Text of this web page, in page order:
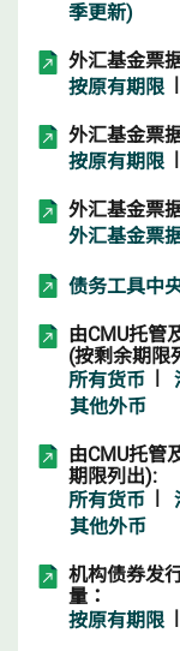
季更新)
外汇基金票
按原有期限 |
外汇基金票
按原有期限 |
外汇基金票
外汇基金票
债务工具中
由CMU托管
(按剩余期限
所有货币 |
其他外币
由CMU托管
期限列出):
所有货币 |
其他外币
机构债券发
量：
按原有期限 |